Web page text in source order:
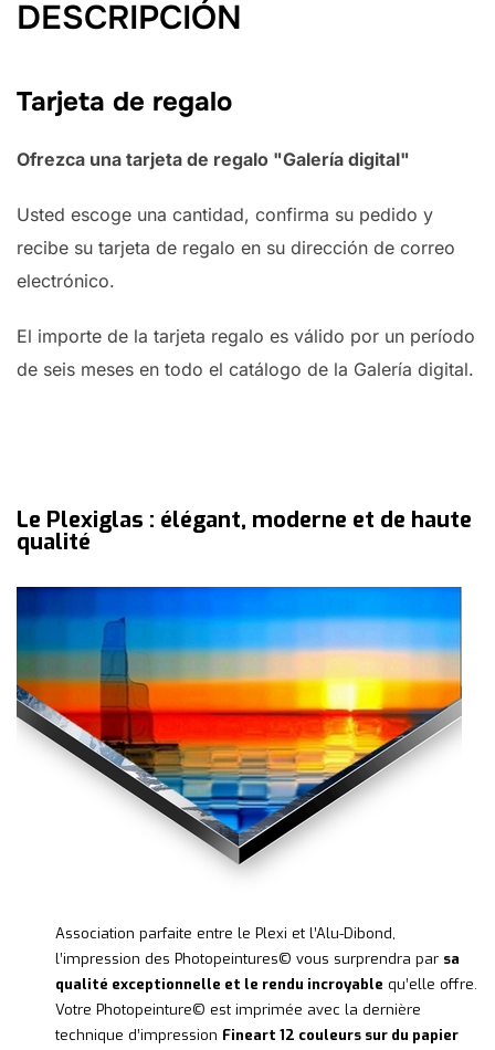
DESCRIPCIÓN
Tarjeta de regalo
Ofrezca una tarjeta de regalo "Galería digital"
Usted escoge una cantidad, confirma su pedido y
recibe su tarjeta de regalo en su dirección de correo
electrónico.
El importe de la tarjeta regalo es válido por un período
de seis meses en todo el catálogo de la Galería digital.
Le Plexiglas : élégant, moderne et de haute
qualité
Association parfaite entre le Plexi et l’Alu-Dibond,
l’impression des Photopeintures© vous surprendra par sa
qualité exceptionnelle et le rendu incroyable qu’elle offre.
Votre Photopeinture© est imprimée avec la dernière
technique d’impression Fineart 12 couleurs sur du papier